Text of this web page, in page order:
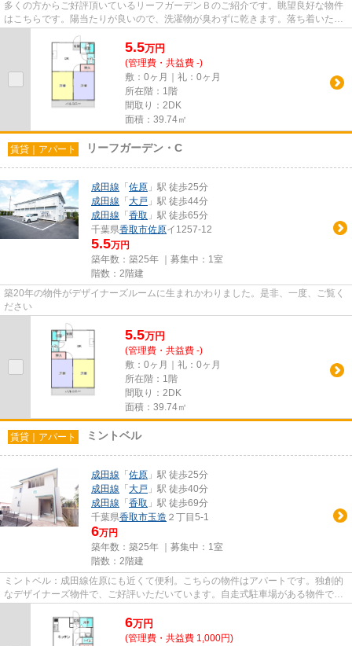
多くの方からご好評頂いているリーフガーデンＢのご紹介です。眺望良好な物件
はこちらです。陽当たりが良いので、洗濯物が臭わずに乾きます。落ち着いた街
5.5万円
(管理費・共益費 -)
敷：0ヶ月｜礼：0ヶ月
所在階：1階
間取り：2DK
面積：39.74㎡
賃貸｜アパート リーフガーデン・C
成田線 「 佐原 」駅 徒歩25分
成田線 「 大戸 」駅 徒歩44分
成田線 「 香取 」駅 徒歩65分
千葉県香取市佐原イ1257-12
5.5万円
築年数：築25年 ｜募集中： 1室
階数：2階建
築20年の物件がデザイナーズルームに生まれかわりました。是非、一度、ご覧く
ださい
5.5万円
(管理費・共益費 -)
敷：0ヶ月｜礼：0ヶ月
所在階：1階
間取り：2DK
面積：39.74㎡
賃貸｜アパート ミントベル
成田線 「 佐原 」駅 徒歩25分
成田線 「 大戸 」駅 徒歩40分
成田線 「 香取 」駅 徒歩69分
千葉県香取市玉造 ２丁目5-1
6万円
築年数：築25年 ｜募集中： 1室
階数：2階建
ミントベル：成田線佐原にも近くて便利。こちらの物件はアパートです。独創的
なデザイナーズ物件で、ご好評いただいています。自走式駐車場がある物件で
6万円
(管理費・共益費 1,000円)